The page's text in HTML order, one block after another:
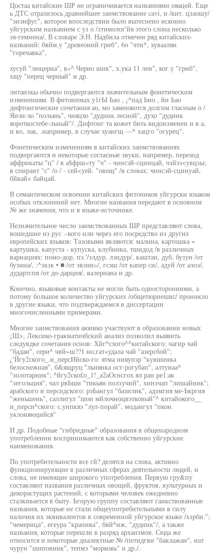
Цостаа китайские ШР не ограничивается названиями ояацей. Еще
ь ДТС отразилось дравнейшее заимствование caví, и /кит. цзаошу/
"эиэифус", которое впоследствии было вытеснено исконно
уйгурским названием с уз о /зтимолог'йя этого слона несколько
зя-гемнена/, В словаре Э.Н. Надбила отмечен ряд китайских-
названий: бвйм.у "древеоний гриб", 6о "чтн*, хуваалян
"горечавка",
хусуй "люцерна", в«^ Черно шик", х.ука 11 лен", ког.у "гриб",
хщу "перец черный" и др.
литаизкы обычно подвергаются значительным фонетическим
изменениям. В фитонимах у1гЫ Ьао , ¡^пад Ьио , йи Ьао
дифтонгические сочетания ао, мо заменяются долгим гласным о /
Яиэи-хо "полынь", чияцхо "дудник лесной", духо "дудник
яороткостебе-льный"/. Дифтонг та кожет бить видоизменен и в а,
и во, лак, .например, в случае хуангщ —* хацго "огурец".
Фонетическим изменениям в китайских заимствованиях
подвергаются и некоторые согласные звуки, например, переход
аффрикаты "ц" / в а$фрш«ту "ч" - чинсэй-сцинцай, чзйээ<увцзы;
в спирант "с" /о / - сей<уей. "овощ" /в словах: чинсэй-сцинуай,
бйвай< байцай.
В семантическом освоении китайских фитоников уйгурски языком
особых отклонений нет. Многие названия передают в основном
№ же значения, что и в языке-источнике.
Незначительное число заимствованных ШР представляют слова,
вошедшие из рус .-кого или через его посредство из других
европейских языков: Тазовыми являются: малина, картошка ~
картушка, капуста - купуска, клубника, тшидод /в различных
вариациях: помо-дор, пэ.'/злдур. лэидур/, каштан, дуб, бузун /от
бузина/, :^зкзк • ■ /от эвзни»/, гсэш /от капер си/, адуй /от алоэ/,
дудартспя /от до-дарция/, валериана и др.
Конечно, языковые контакты не могли быть односторонними, а
потому большое количество уйгурских /общетюриешвс/ проникло
в другие языки, что подтверждаемся в диссертации
многочисленными примерами.
Многие заимствования аюивко участвуют в образовании новых
¡Ш>, Лексико-гракматичбский анализ позволил выявить
следувдке сочетания основ: Хйг^схого^^кнтайского: чагир чай
"бадан", сери^ чвй~ш??1 но;гат«удала чай "азерсбой";
¿'Йгу2ского_.и_персИйско-го: ятма нияупэр "кувшинка
белоснежная", б&ящруц "льнянка ост-рогубап", алтунаа^
"золотарник"; ^йгу2ско£о_1!_а2аОснсгох ял ран ре1:ак
"зегольция", чал рвЬши "тикьян ползучий", хинзчап "лишайник";
арабского и персидского: рэЬангул "базилик", адзмгия ме-Ькргия
"женьшень", саллигул "шои мйлочноцвэтковый"^ китайокого__
и_перси^ского: с.унпкяэ "лул-порай", модангул "пкон.
уклоняюцийся"
И др. Подобные "гибридные" образования в общенародном
употреблении воспринимаются как собственно уйгурские
наименования.
По употребительности все гй? делятся на слова, активно
функционирующие в различных сферах деятельности людей, и
слова, не имеющие широкого употребления. Первую гру&пу
составляют названия различных овощей, фруктов, культурных и
дикорастущих растений, с которыми человек ежедневно
сталкивается в быту. Ьгорую группу составляют гаикствованные
названия, которые не стали общеупотребительными в силу
наличия их эквивалентов в современной уйгурское языке /хзрби.";
"чемерица", егеура "крапива", бвй^иж, "дудник"/, а также
названия, которые перешли в разряд архаизмов. Сюда же
относится и некоторые диалектные № /петидгви "баклажан", иат
чурун "шиповник", тепмэ "морковь" и др./.